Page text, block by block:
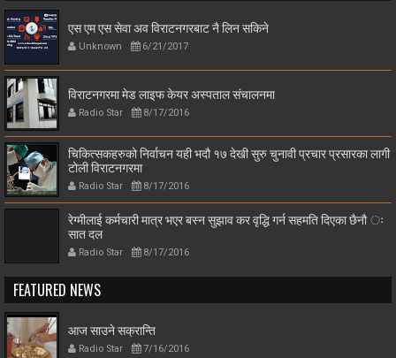
एस एम एस सेवा अव विराटनगरबाट नै लिन सकिने
Unknown 6/21/2017
विराटनगरमा मेड लाइफ केयर अस्पताल संचालनमा
Radio Star 8/17/2016
चिकित्सकहरुको निर्वाचन यही भदौ १७ देखी सुरु चुनावी प्रचार प्रसारका लागी
टोली विराटनगरमा
Radio Star 8/17/2016
रेग्मीलाई कर्मचारी मात्र भएर बस्न सुझाव कर वृद्धि गर्न सहमति दिएका छैनौ ः
सात दल
Radio Star 8/17/2016
FEATURED NEWS
आज साउने सक्रान्ति
Radio Star 7/16/2016